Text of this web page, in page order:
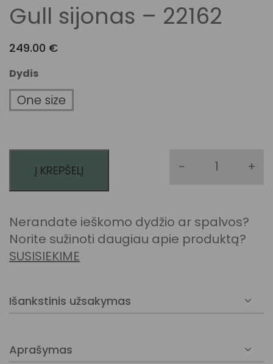
Gull sijonas – 22162
249.00 €
Dydis
One size
produkto
- +
Į KREPŠELĮ
Nerandate ieškomo dydžio ar spalvos?
Norite sužinoti daugiau apie produktą?
SUSISIEKIME
Išankstinis užsakymas
Aprašymas